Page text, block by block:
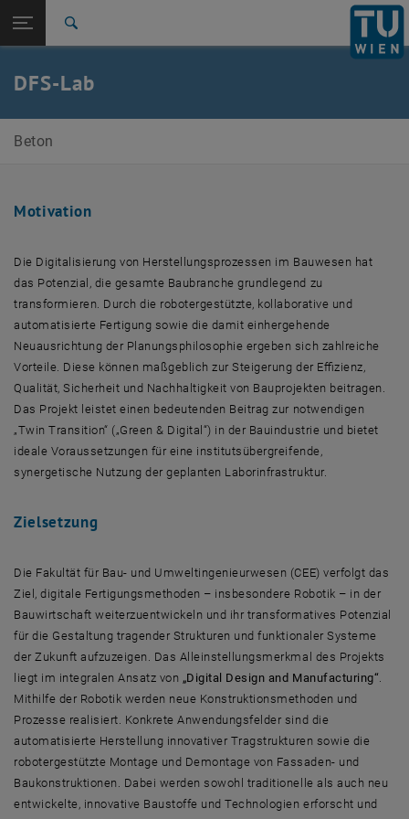
TU Login
Zurück zur letzten Ebene:
DFS-Lab
Beton
Motivation
Die Digitalisierung von Herstellungsprozessen im Bauwesen hat
das Potenzial, die gesamte Baubranche grundlegend zu
transformieren. Durch die robotergestützte, kollaborative und
automatisierte Fertigung sowie die damit einhergehende
Neuausrichtung der Planungsphilosophie ergeben sich zahlreiche
Vorteile. Diese können maßgeblich zur Steigerung der Effizienz,
Qualität, Sicherheit und Nachhaltigkeit von Bauprojekten beitragen.
Das Projekt leistet einen bedeutenden Beitrag zur notwendigen
„Twin Transition“ („Green & Digital“) in der Bauindustrie und bietet
ideale Voraussetzungen für eine institutsübergreifende,
synergetische Nutzung der geplanten Laborinfrastruktur.
Zielsetzung
Die Fakultät für Bau- und Umweltingenieurwesen (CEE) verfolgt das
Ziel, digitale Fertigungsmethoden – insbesondere Robotik – in der
Bauwirtschaft weiterzuentwickeln und ihr transformatives Potenzial
für die Gestaltung tragender Strukturen und funktionaler Systeme
der Zukunft aufzuzeigen. Das Alleinstellungsmerkmal des Projekts
liegt im integralen Ansatz von „Digital Design and Manufacturing“.
Mithilfe der Robotik werden neue Konstruktionsmethoden und
Prozesse realisiert. Konkrete Anwendungsfelder sind die
automatisierte Herstellung innovativer Tragstrukturen sowie die
robotergestützte Montage und Demontage von Fassaden- und
Baukonstruktionen. Dabei werden sowohl traditionelle als auch neu
entwickelte, innovative Baustoffe und Technologien erforscht und